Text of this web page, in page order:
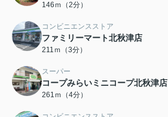
146ｍ（2分）
コンビニエンスストア
ファミリーマート北秋津店
211ｍ（3分）
スーパー
コープみらいミニコープ北秋津店
261ｍ（4分）